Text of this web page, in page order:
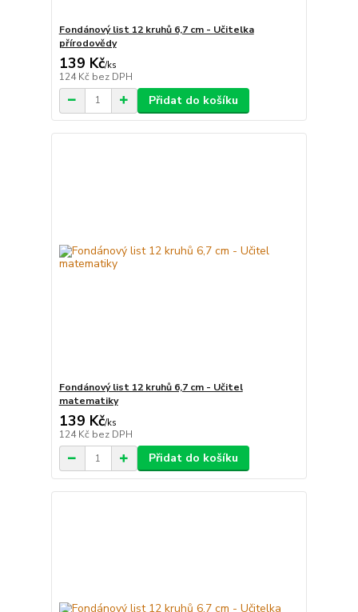
Fondánový list 12 kruhů 6,7 cm - Učitelka
přírodovědy
139 Kč/ks
124 Kč bez DPH
Přidat do košíku
Fondánový list 12 kruhů 6,7 cm - Učitel
matematiky
139 Kč/ks
124 Kč bez DPH
Přidat do košíku